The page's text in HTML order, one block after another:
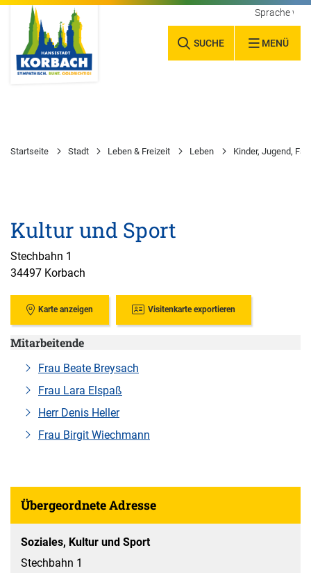
SUCHE MENÜ
Sprache
Startseite Stadt Leben & Freizeit Leben Kinder, Jugend,
Kultur und Sport
Stechbahn 1
34497 Korbach
Karte anzeigen Visitenkarte exportieren
Mitarbeitende
Frau Beate Breysach
Frau Lara Elspaß
Herr Denis Heller
Frau Birgit Wiechmann
Übergeordnete Adresse
Soziales, Kultur und Sport
Stechbahn 1